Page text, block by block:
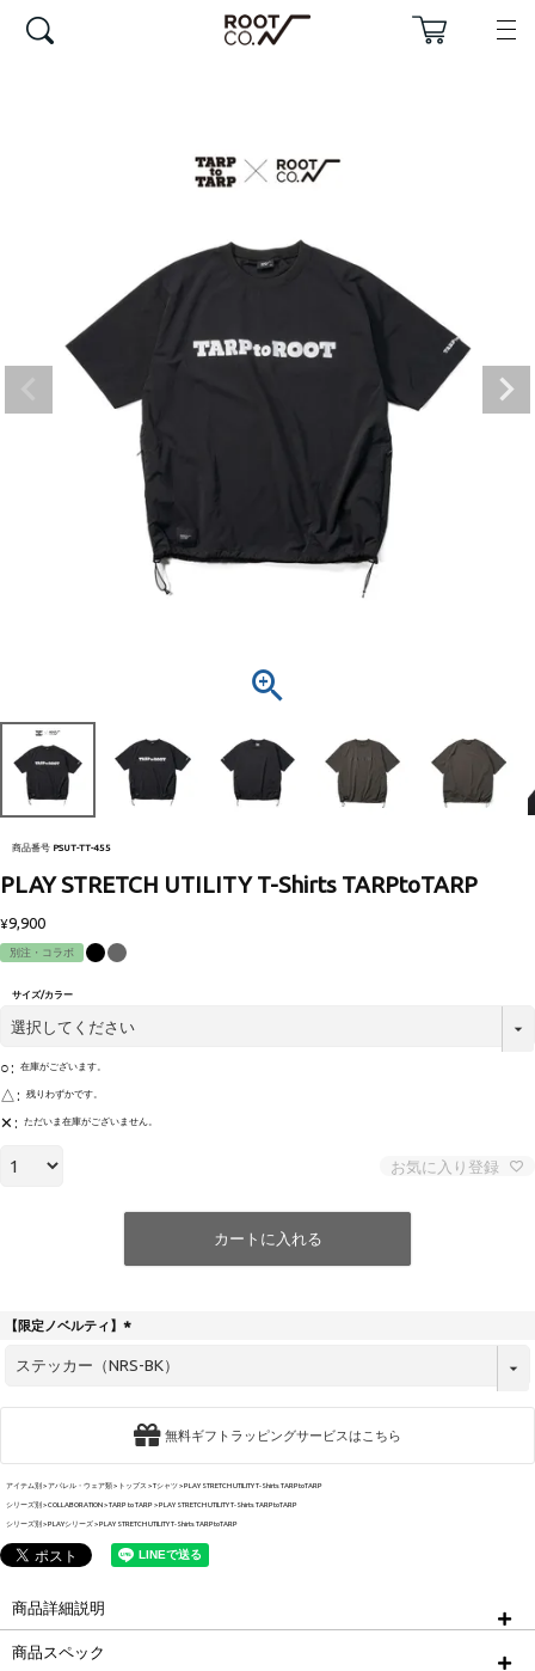
商品番号 PSUT-TT-455
PLAY STRETCH UTILITY T-Shirts TARPtoTARP
¥9,900
別注・コラボ
サイズ/カラー
○ 在庫がございます。
△ 残りわずかです。
✕ ただいま在庫がございません。
お気に入り登録
カートに入れる
【限定ノベルティ】
必
無料ギフトラッピングサービスはこちら
アイテム別 アパレル・ウェア類 トップス Tシャツ PLAY STRETCH UTILITY T-Shirts TARPtoTARP
シリーズ別 COLLABORATION TARP to TARP PLAY STRETCH UTILITY T-Shirts TARPtoTARP
シリーズ別 PLAYシリーズ PLAY STRETCH UTILITY T-Shirts TARPtoTARP
商品詳細説明
商品スペック